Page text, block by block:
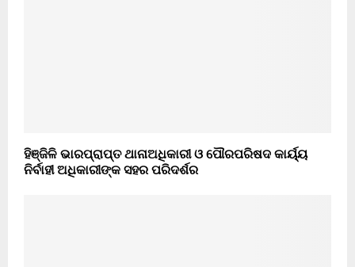
ହିଞ୍ଜିଳି ଭାରପ୍ରାପ୍ତ ଥାନାଅଧିକାରୀ ଓ ପୌରପରିଷଦ କାର୍ୟ୍ୟ
ନିର୍ବାହୀ ଅଧିକାରୀଙ୍କ ସହର ପରିଦର୍ଶର